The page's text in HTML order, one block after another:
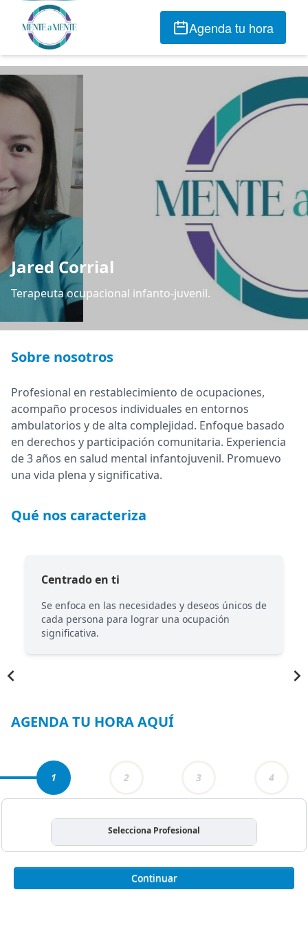
Agenda tu hora
Jared Corrial
Terapeuta ocupacional infanto-juvenil.
Sobre nosotros
Profesional en restablecimiento de ocupaciones,
acompaño procesos individuales en entornos
ambulatorios y de alta complejidad. Enfoque basado
en derechos y participación comunitaria. Experiencia
de 3 años en salud mental infantojuvenil. Promuevo
una vida plena y significativa.
Qué nos caracteriza
Centrado en ti
Se enfoca en las necesidades y deseos únicos de
cada persona para lograr una ocupación
significativa.
AGENDA TU HORA AQUÍ
1 2 3 4
Selecciona Profesional
Continuar